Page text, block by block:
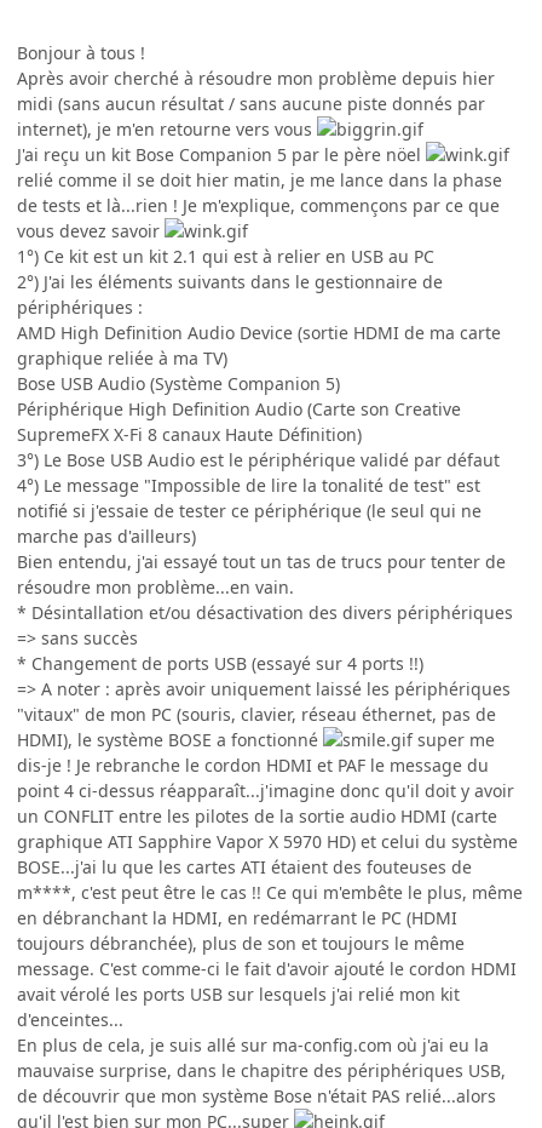
Bonjour à tous !
Après avoir cherché à résoudre mon problème depuis hier
midi (sans aucun résultat / sans aucune piste donnés par
internet), je m'en retourne vers vous
J'ai reçu un kit Bose Companion 5 par le père nöel
relié comme il se doit hier matin, je me lance dans la phase
de tests et là...rien ! Je m'explique, commençons par ce que
vous devez savoir
1°) Ce kit est un kit 2.1 qui est à relier en USB au PC
2°) J'ai les éléments suivants dans le gestionnaire de
périphériques :
AMD High Definition Audio Device (sortie HDMI de ma carte
graphique reliée à ma TV)
Bose USB Audio (Système Companion 5)
Périphérique High Definition Audio (Carte son Creative
SupremeFX X-Fi 8 canaux Haute Définition)
3°) Le Bose USB Audio est le périphérique validé par défaut
4°) Le message "Impossible de lire la tonalité de test" est
notifié si j'essaie de tester ce périphérique (le seul qui ne
marche pas d'ailleurs)
Bien entendu, j'ai essayé tout un tas de trucs pour tenter de
résoudre mon problème...en vain.
* Désintallation et/ou désactivation des divers périphériques
=> sans succès
* Changement de ports USB (essayé sur 4 ports !!)
=> A noter : après avoir uniquement laissé les périphériques
"vitaux" de mon PC (souris, clavier, réseau éthernet, pas de
HDMI), le système BOSE a fonctionné
super me
dis-je ! Je rebranche le cordon HDMI et PAF le message du
point 4 ci-dessus réapparaît...j'imagine donc qu'il doit y avoir
un CONFLIT entre les pilotes de la sortie audio HDMI (carte
graphique ATI Sapphire Vapor X 5970 HD) et celui du système
BOSE...j'ai lu que les cartes ATI étaient des fouteuses de
m****, c'est peut être le cas !! Ce qui m'embête le plus, même
en débranchant la HDMI, en redémarrant le PC (HDMI
toujours débranchée), plus de son et toujours le même
message. C'est comme-ci le fait d'avoir ajouté le cordon HDMI
avait vérolé les ports USB sur lesquels j'ai relié mon kit
d'enceintes...
En plus de cela, je suis allé sur ma-config.com où j'ai eu la
mauvaise surprise, dans le chapitre des périphériques USB,
de découvrir que mon système Bose n'était PAS relié...alors
qu'il l'est bien sur mon PC...super